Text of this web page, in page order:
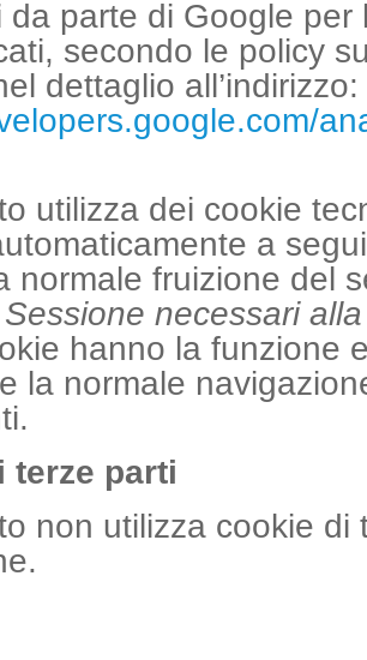
da parte di Google per
secondo le policy
dettaglio all’indirizzo:
utilizza dei cookie
a
normale fruizione del
necessari
hanno la funzione
la normale
terze parti
non utilizza cookie di